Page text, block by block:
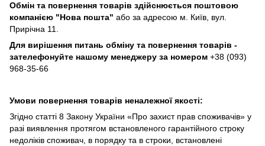
Обмін та повернення товарів здійснюється поштовою
компанією "Нова пошта" або за адресою м. Київ, вул.
Прирічна 11.
Для вирішення питань обміну та повернення товарів -
зателефонуйте нашому менеджеру за номером +38 (093)
968-35-66
Умови повернення товарів неналежної якості:
Згідно статті 8 Закону України «Про захист прав споживачів» у
разі виявлення протягом встановленого гарантійного строку
недоліків споживач, в порядку та в строки, встановлені